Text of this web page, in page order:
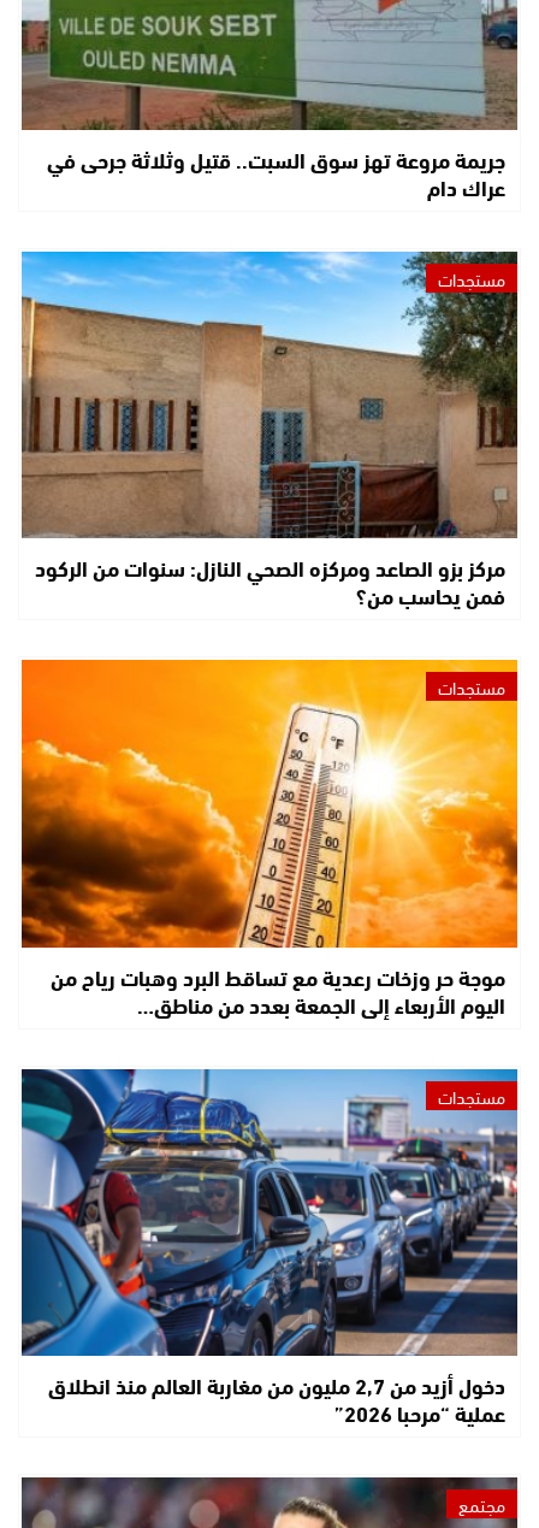
جريمة مروعة تهز سوق السبت.. قتيل وثلاثة جرحى في
عراك دام
مستجدات
مركز بزو الصاعد ومركزه الصحي النازل: سنوات من الركود
فمن يحاسب من؟
مستجدات
موجة حر وزخات رعدية مع تساقط البرد وهبات رياح من
اليوم الأربعاء إلى الجمعة بعدد من مناطق…
مستجدات
دخول أزيد من 2,7 مليون من مغاربة العالم منذ انطلاق
عملية “مرحبا 2026”
مجتمع